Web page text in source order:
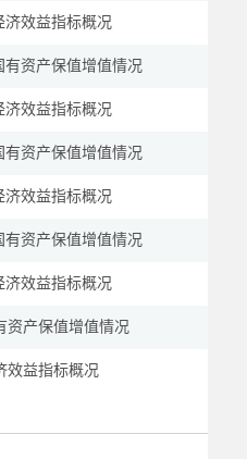
济效益指标概况
有资产保值增值情况
济效益指标概况
有资产保值增值情况
济效益指标概况
有资产保值增值情况
济效益指标概况
资产保值增值情况
效益指标概况